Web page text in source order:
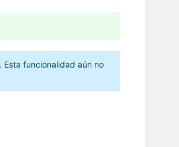
funcionalidad aún no